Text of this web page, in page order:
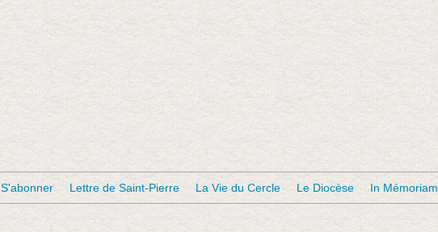
S'abonner Lettre de Saint-Pierre La Vie du Cercle Le Diocèse In Mémoriam